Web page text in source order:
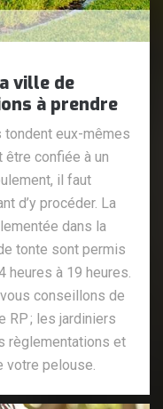
ville de
à prendre
tondent eux-mêmes
être confiée à un
il faut
d’y procéder. La
dans la
tonte sont permis
heures à 19 heures.
conseillons de
RP ; les jardiniers
règlementations et
pelouse.